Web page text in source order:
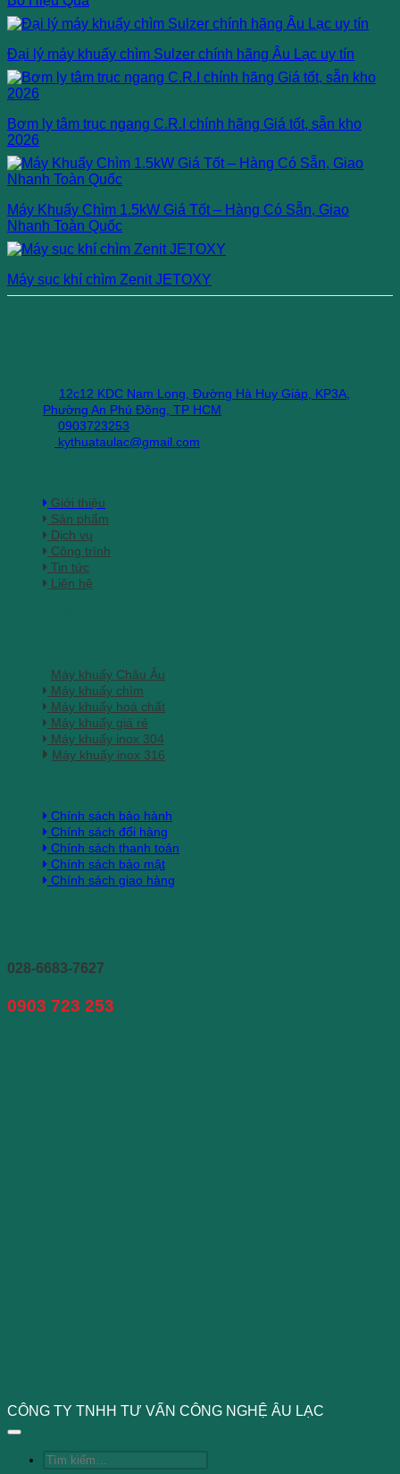
Đại lý máy khuấy chìm Sulzer chính hãng Âu Lạc uy tín
Bơm ly tâm trục ngang C.R.I chính hãng Giá tốt, sẵn kho
2026
Máy Khuấy Chìm 1.5kW Giá Tốt – Hàng Có Sẵn, Giao
Nhanh Toàn Quốc
Máy sục khí chìm Zenit JETOXY
12c12 KDC Nam Long, Đường Hà Huy Giáp, KP3A,
Phường An Phú Đông, TP HCM
0903723253
kythuataulac@gmail.com
Giới thiệu
Sản phẩm
Dịch vụ
Công trình
Tin tức
Liên hệ
Máy khuấy Châu Âu
Máy khuấy chìm
Máy khuấy hoá chất
Máy khuấy giá rẻ
Máy khuấy inox 304
Máy khuấy inox 316
Chính sách bảo hành
Chính sách đổi hàng
Chính sách thanh toán
Chính sách bảo mật
Chính sách giao hàng
028-6683-7627
0903 723 253
CÔNG TY TNHH TƯ VẤN CÔNG NGHỆ ÂU LẠC
Tìm